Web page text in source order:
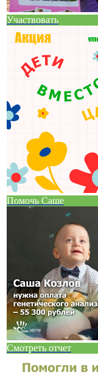
Участвовать
Помочь Саше
Смотреть отчет